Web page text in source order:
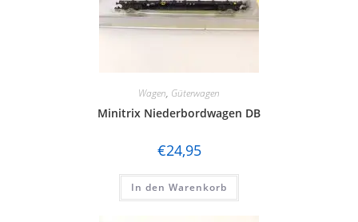
Wagen, Güterwagen
Minitrix Niederbordwagen DB
€24,95
In den Warenkorb